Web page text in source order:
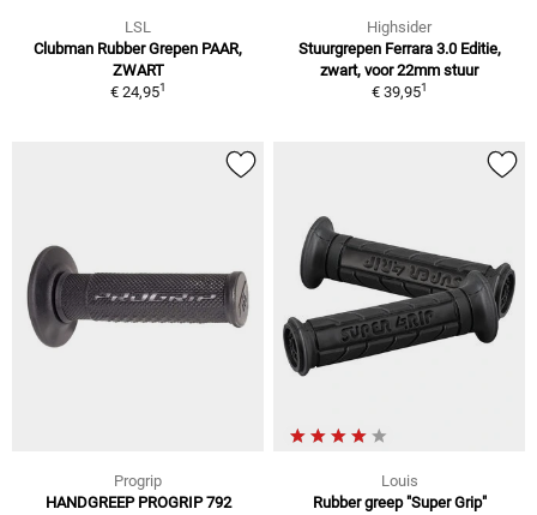
LSL
Clubman Rubber Grepen PAAR,
ZWART
€ 24,951
Highsider
Stuurgrepen Ferrara 3.0 Editie,
zwart, voor 22mm stuur
€ 39,951
Progrip
HANDGREEP PROGRIP 792
Louis
Rubber greep "Super Grip"